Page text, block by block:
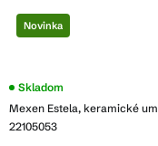
Novinka
Mexen Estela, keramické
22105053
Skladom